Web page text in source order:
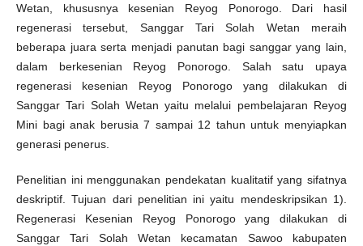
Wetan, khususnya kesenian Reyog Ponorogo. Dari hasil
regenerasi tersebut, Sanggar Tari Solah Wetan meraih
beberapa juara serta menjadi panutan bagi sanggar yang lain,
dalam berkesenian Reyog Ponorogo. Salah satu upaya
regenerasi kesenian Reyog Ponorogo yang dilakukan di
Sanggar Tari Solah Wetan yaitu melalui pembelajaran Reyog
Mini bagi anak berusia 7 sampai 12 tahun untuk menyiapkan
generasi penerus.
Penelitian ini menggunakan pendekatan kualitatif yang sifatnya
deskriptif. Tujuan dari penelitian ini yaitu mendeskripsikan 1).
Regenerasi Kesenian Reyog Ponorogo yang dilakukan di
Sanggar Tari Solah Wetan kecamatan Sawoo kabupaten